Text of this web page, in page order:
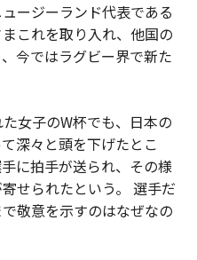
ージーランド代表である
これを取り入れ、他国の
今ではラグビー界で新た
女子のW杯でも、日本の
深々と頭を下げたとこ
に拍手が送られ、その様
せられたという。 選手だ
敬意を示すのはなぜなの